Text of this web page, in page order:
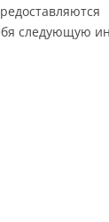
следующую